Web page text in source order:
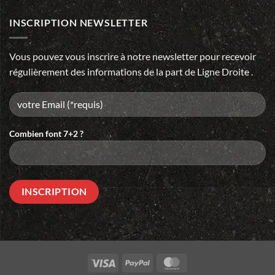
INSCRIPTION NEWSLETTER
Vous pouvez vous inscrire à notre newsletter pour recevoir
régulièrement des informations de la part de Ligne Droite .
Combien font 7+2 ?
Please
leave
this
field
empty.
Visa
PayPal